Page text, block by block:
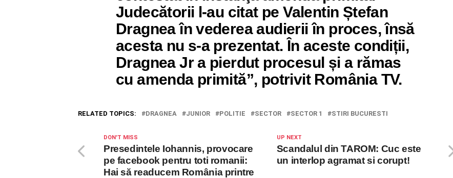
Judecătorii l-au citat pe Valentin Ștefan
Dragnea în vederea audierii în proces, însă
acesta nu s-a prezentat. În aceste condiții,
Dragnea Jr a pierdut procesul și a rămas
cu amenda primită”, potrivit România TV.
RELATED TOPICS: DRAGNEA JUNIOR POLITIE SECTOR SECTOR 1 STIRI BUCURESTI
UP NEXT
Scandalul din TAROM: Cuc este
un interlop agramat si corupt!
DON'T MISS
Presedintele Iohannis, provocare
pe facebook pentru toti romanii:
Hai să readucem România printre